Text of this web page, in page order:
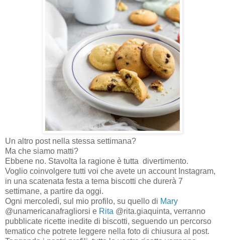
Un altro post nella stessa settimana?
Ma che siamo matti?
Ebbene no. Stavolta la ragione è tutta divertimento.
Voglio coinvolgere tutti voi che avete un account Instagram,
in una scatenata festa a tema biscotti che durerà 7
settimane, a partire da oggi.
Ogni mercoledì, sul mio profilo, su quello di Mary
@unamericanafragliorsi e Rita @rita.giaquinta, verranno
pubblicate ricette inedite di biscotti, seguendo un percorso
tematico che potrete leggere nella foto di chiusura al post.